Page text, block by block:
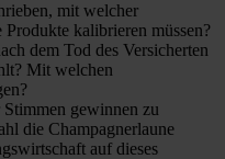
mit welcher
kalibrieren müssen?
dem Tod des Versicherten
Mit welchen
gewinnen zu
die Champagnerlaune
auf dieses